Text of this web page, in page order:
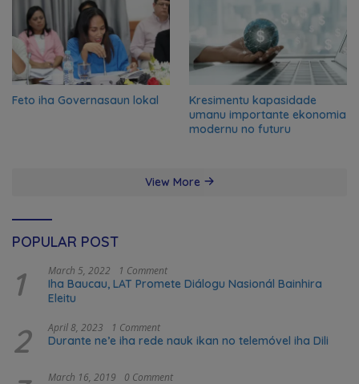
Feto iha Governasaun lokal
Kresimentu kapasidade
umanu importante ekonomia
modernu no futuru
View More
POPULAR POST
1 March 5, 2022 1 Comment
Iha Baucau, LAT Promete Diálogu Nasionál Bainhira
Eleitu
2 April 8, 2023 1 Comment
Durante ne’e iha rede nauk ikan no telemóvel iha Dili
March 16, 2019 0 Comment